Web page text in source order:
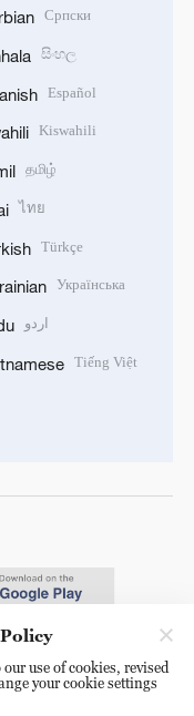
Српски
සිංහල
Español
Kiswahili
தமிழ்
ไทย
Türkçe
Українська
اردو
Tiếng Việt
Reserved. 16A
use of cookies, revised
your cookie settings